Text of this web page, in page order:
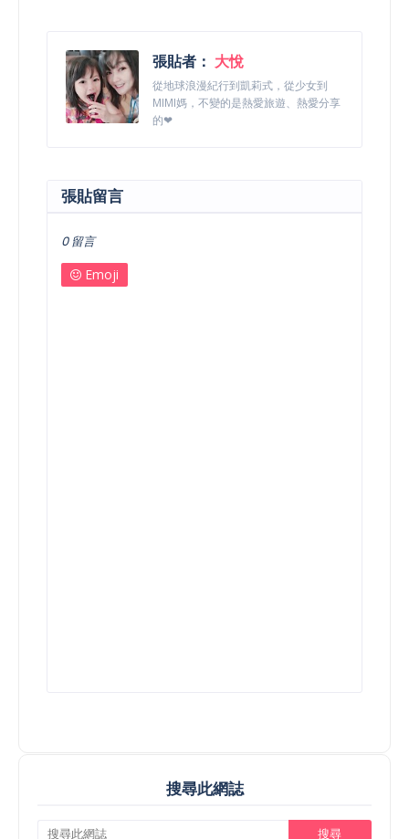
張貼者： 大悅
從地球浪漫紀行到凱莉式，從少女到
MIMI媽，不變的是熱愛旅遊、熱愛分享
的❤
張貼留言
0 留言
Emoji
搜尋此網誌